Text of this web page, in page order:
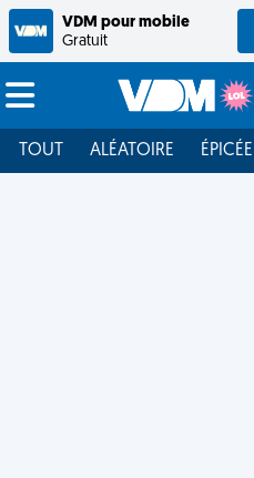
VDM pour mobile
Gratuit
TOUT ALÉATOIRE ÉPICÉE